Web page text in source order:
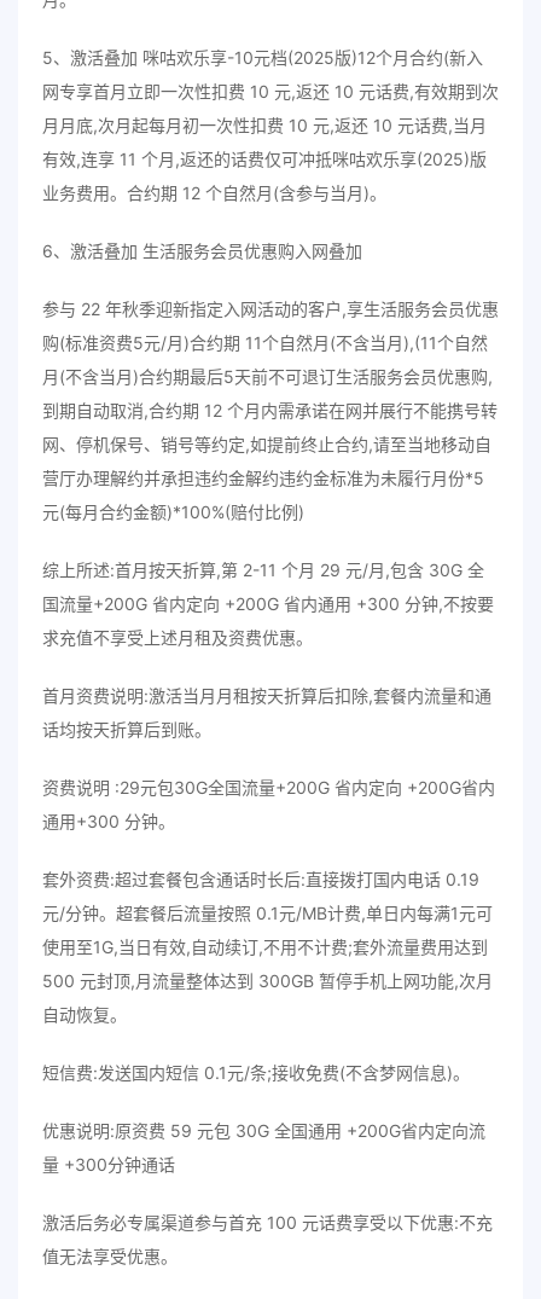
5、激活叠加 咪咕欢乐享-10元档(2025版)12个月合约(新入
网专享首月立即一次性扣费 10 元,返还 10 元话费,有效期到次
月月底,次月起每月初一次性扣费 10 元,返还 10 元话费,当月
有效,连享 11 个月,返还的话费仅可冲抵咪咕欢乐享(2025)版
业务费用。合约期 12 个自然月(含参与当月)。
6、激活叠加 生活服务会员优惠购入网叠加
参与 22 年秋季迎新指定入网活动的客户,享生活服务会员优惠
购(标准资费5元/月)合约期 11个自然月(不含当月),(11个自然
月(不含当月)合约期最后5天前不可退订生活服务会员优惠购,
到期自动取消,合约期 12 个月内需承诺在网并展行不能携号转
网、停机保号、销号等约定,如提前终止合约,请至当地移动自
营厅办理解约并承担违约金解约违约金标准为未履行月份*5
元(每月合约金额)*100%(赔付比例)
综上所述:首月按天折算,第 2-11 个月 29 元/月,包含 30G 全
国流量+200G 省内定向 +200G 省内通用 +300 分钟,不按要
求充值不享受上述月租及资费优惠。
首月资费说明:激活当月月租按天折算后扣除,套餐内流量和通
话均按天折算后到账。
资费说明 :29元包30G全国流量+200G 省内定向 +200G省内
通用+300 分钟。
套外资费:超过套餐包含通话时长后:直接拨打国内电话 0.19
元/分钟。超套餐后流量按照 0.1元/MB计费,单日内每满1元可
使用至1G,当日有效,自动续订,不用不计费;套外流量费用达到
500 元封顶,月流量整体达到 300GB 暂停手机上网功能,次月
自动恢复。
短信费:发送国内短信 0.1元/条;接收免费(不含梦网信息)。
优惠说明:原资费 59 元包 30G 全国通用 +200G省内定向流
量 +300分钟通话
激活后务必专属渠道参与首充 100 元话费享受以下优惠:不充
值无法享受优惠。